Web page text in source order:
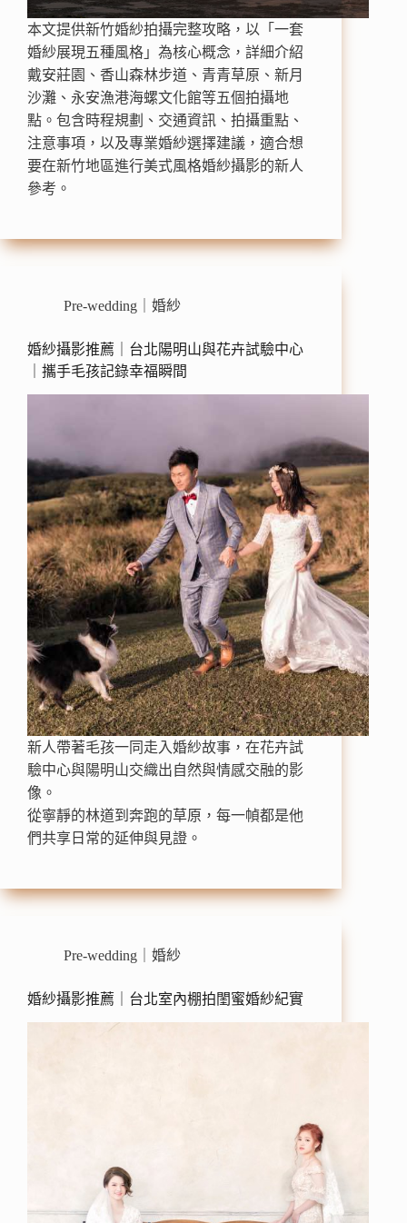
本文提供新竹婚紗拍攝完整攻略，以「一套
婚紗展現五種風格」為核心概念，詳細介紹
戴安莊園、香山森林步道、青青草原、新月
沙灘、永安漁港海螺文化館等五個拍攝地
點。包含時程規劃、交通資訊、拍攝重點、
注意事項，以及專業婚紗選擇建議，適合想
要在新竹地區進行美式風格婚紗攝影的新人
參考。
Pre-wedding｜婚紗
婚紗攝影推薦｜台北陽明山與花卉試驗中心
｜攜手毛孩記錄幸福瞬間
新人帶著毛孩一同走入婚紗故事，在花卉試
驗中心與陽明山交織出自然與情感交融的影
像。
從寧靜的林道到奔跑的草原，每一幀都是他
們共享日常的延伸與見證。
Pre-wedding｜婚紗
婚紗攝影推薦｜台北室內棚拍閨蜜婚紗紀實